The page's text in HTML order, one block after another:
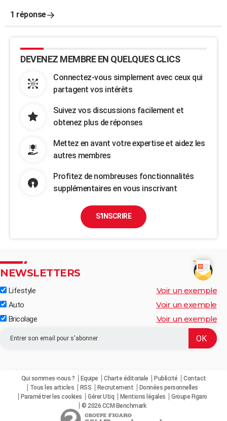
1 réponse
DEVENEZ MEMBRE EN QUELQUES CLICS
Connectez-vous simplement avec ceux qui
partagent vos intérêts
Suivez vos discussions facilement et
obtenez plus de réponses
Mettez en avant votre expertise et aidez les
autres membres
Profitez de nombreuses fonctionnalités
supplémentaires en vous inscrivant
S'INSCRIRE
NEWSLETTERS
Lifestyle Voir un exemple
Auto Voir un exemple
Bricolage Voir un exemple
Qui sommes-nous ? Equipe Charte éditoriale Publicité
Contact
Tous les articles
RSS Recrutement
Données personnelles
Paramétrer les cookies
Gérer Utiq Mentions légales
Groupe Figaro
© 2026 CCM Benchmark